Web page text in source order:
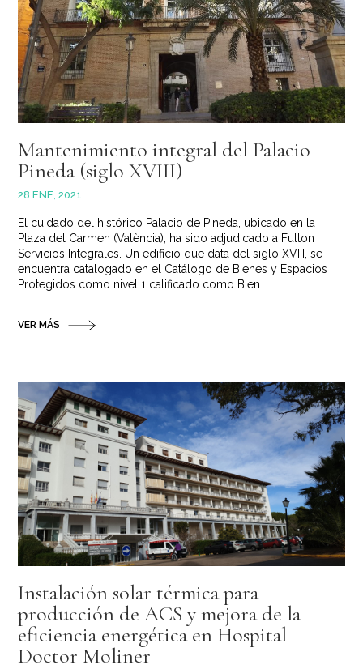
Mantenimiento integral del Palacio
Pineda (siglo XVIII)
28 ENE, 2021
El cuidado del histórico Palacio de Pineda, ubicado en la
Plaza del Carmen (València), ha sido adjudicado a Fulton
Servicios Integrales. Un edificio que data del siglo XVIII, se
encuentra catalogado en el Catálogo de Bienes y Espacios
Protegidos como nivel 1 calificado como Bien...
VER MÁS
Instalación solar térmica para
producción de ACS y mejora de la
eficiencia energética en Hospital
Doctor Moliner